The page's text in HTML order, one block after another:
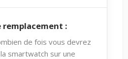
remplacement :
de fois vous devrez
smartwatch sur une